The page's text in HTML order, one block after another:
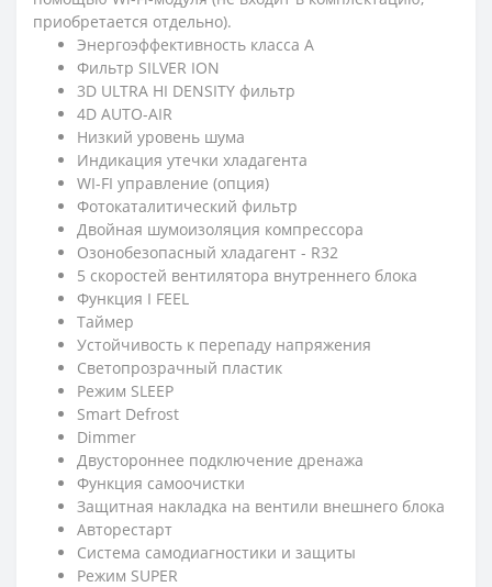
приобретается отдельно).
Энергоэффективность класса А
Фильтр SILVER ION
3D ULTRA HI DENSITY фильтр
4D AUTO-AIR
Низкий уровень шума
Индикация утечки хладагента
WI-FI управление (опция)
Фотокаталитический фильтр
Двойная шумоизоляция компрессора
Озонобезопасный хладагент - R32
5 скоростей вентилятора внутреннего блока
Функция I FEEL
Таймер
Устойчивость к перепаду напряжения
Светопрозрачный пластик
Режим SLEEP
Smart Defrost
Dimmer
Двустороннее подключение дренажа
Функция самоочистки
Защитная накладка на вентили внешнего блока
Авторестарт
Система самодиагностики и защиты
Режим SUPER